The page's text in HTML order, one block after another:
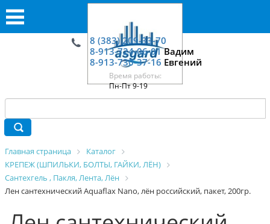
8 (383) 209-33-70
8-913-724-06-01Вадим
8-913-730-37-16 Евгений
Время работы:
Пн-Пт 9-19
Главная страница
Каталог
КРЕПЕЖ (ШПИЛЬКИ, БОЛТЫ, ГАЙКИ, ЛЁН)
Сантехгель , Пакля, Лента, Лён
Лен сантехнический Aquaflax Nano, лён российский, пакет, 200гр.